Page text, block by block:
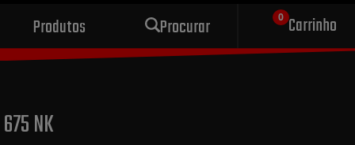
Produtos Procurar Carrinho
Escape esportivo
para sua motocicleta
675 NK